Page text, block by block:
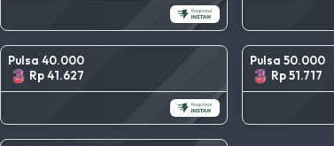
Pulsa 40.000
Rp 41.627
Pulsa 50.000
Rp 51.717